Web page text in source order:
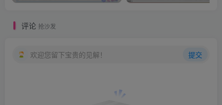
评论 抢沙发
欢迎您留下宝贵的见解！ 提交